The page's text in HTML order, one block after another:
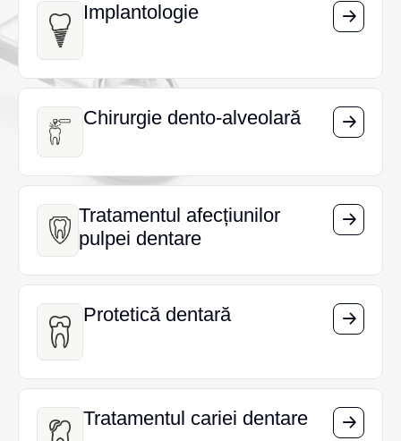
Implantologie
Implantologie
Chirurgie dento-alveolară
Chirurgie dento-alveolară
Tratamentul afecțiunilor
pulpei dentare
Tratamentul afecțiunilor
pulpei dentare
Protetică dentară
Protetică dentară
Tratamentul cariei dentare
Tratamentul cariei dentare